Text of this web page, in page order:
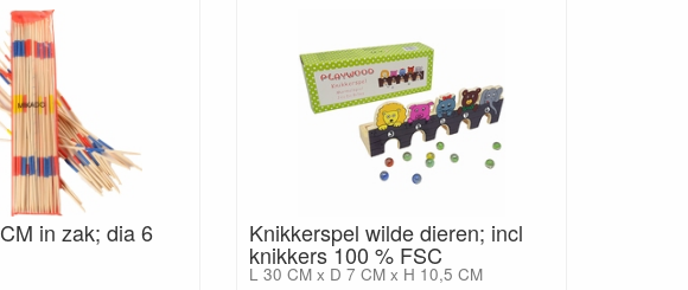
in zak; dia 6 Knikkerspel wilde dieren; incl
knikkers 100 % FSC
L 30 CM x D 7 CM x H 10,5 CM